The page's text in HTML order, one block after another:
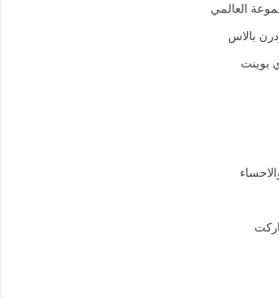
العالمي
بالاس
بوينت